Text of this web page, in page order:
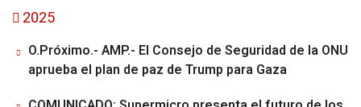
2025
O.Próximo.- AMP.- El Consejo de Seguridad de la ONU
aprueba el plan de paz de Trump para Gaza